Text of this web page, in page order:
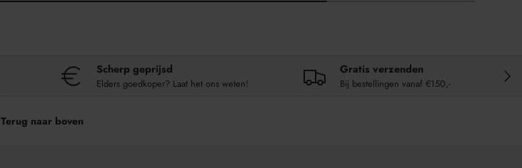
Scherp geprijsd
Elders goedkoper? Laat het ons weten!
Gratis verzenden
Bij bestellingen vanaf €150,-
Terug naar boven